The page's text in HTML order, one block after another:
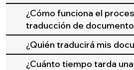
¿Cómo funciona el
traducción de
¿Quién traducirá mis
¿Cuánto tiempo tarda